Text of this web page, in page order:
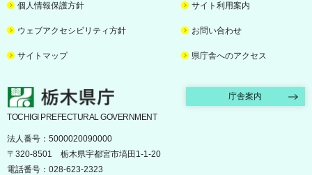
個人情報保護方針 サイト利用案内
ウェブアクセシビリティ方針 お問い合わせ
サイトマップ 県庁舎へのアクセス
栃木県庁 庁舎案内
TOCHIGI PREFECTURAL GOVERNMENT
法人番号：5000020090000
〒320-8501 栃木県宇都宮市塙田1-1-20
電話番号：028-623-2323